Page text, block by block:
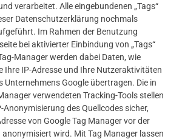
verarbeitet. Alle eingebundenen „Tags“
Datenschutzerklärung nochmals
Im Rahmen der Benutzung
bei aktivierter Einbindung von „Tags“
Manager werden dabei Daten, wie
Ihre IP-Adresse und Ihre Nutzeraktivitäten
Unternehmens Google übertragen. Die in
verwendeten Tracking-Tools stellen
Anonymisierung des Quellcodes sicher,
von Google Tag Manager vor der
wird. Mit Tag Manager lassen